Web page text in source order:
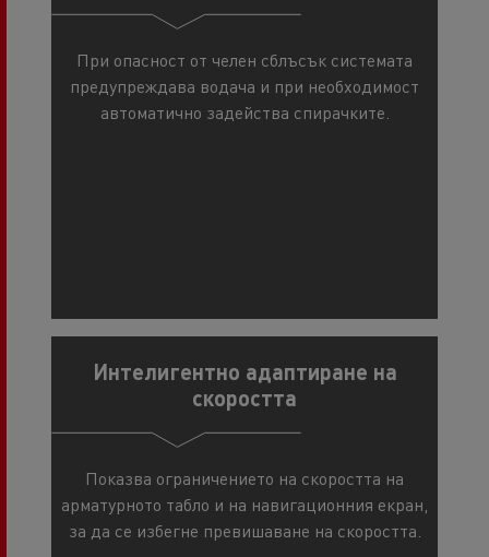
При опасност от челен сблъсък системата
предупреждава водача и при необходимост
автоматично задейства спирачките.
Интелигентно адаптиране на
скоростта
Показва ограничението на скоростта на
арматурното табло и на навигационния екран,
за да се избегне превишаване на скоростта.